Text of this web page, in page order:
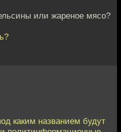
или жареное мясо?
каким названием будут